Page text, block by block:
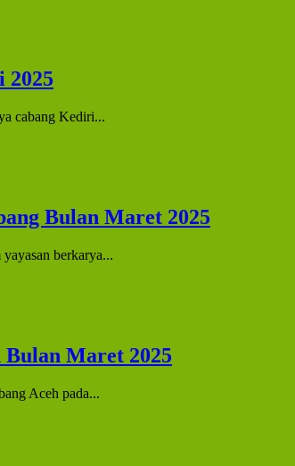
2025
cabang Kediri...
Bulan Maret 2025
berkarya...
Bulan Maret 2025
Aceh pada...